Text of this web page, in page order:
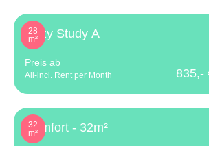
28
m²
Cozy Study A
Preis ab
All-incl. Rent per Month 835,-
32
m²
Comfort - 32m²